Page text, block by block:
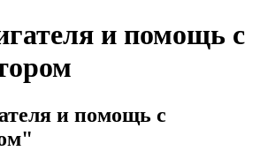
и помощь с
и помощь с